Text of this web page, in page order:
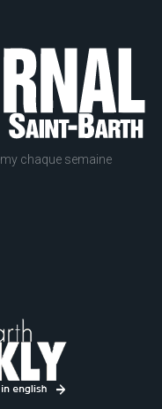
chaque semaine